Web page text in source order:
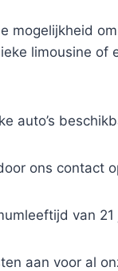
mogelijkheid
limousine
auto’s
ons contact
van
aan voor al